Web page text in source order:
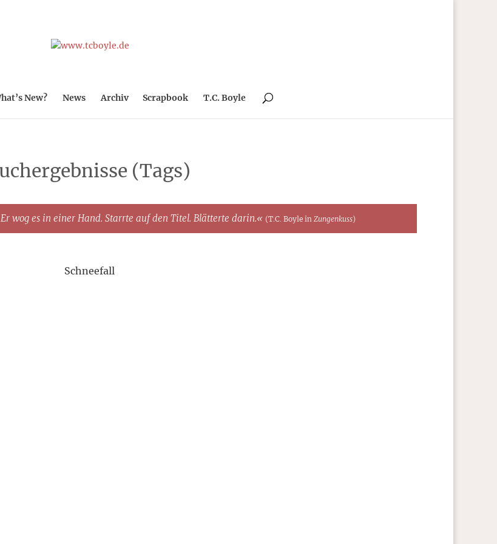
New? News Archiv Scrapbook T.C. Boyle
(Tags)
wog es in einer Hand. Starrte auf den Titel. Blätterte darin.« (T.C. Boyle in Zungenkuss)
Schneefall